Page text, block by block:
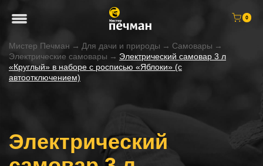
0
Мистер Печман → Для дачи и природы → Самовары →
Электрические самовары → Электрический самовар 3 л
«Круглый» в наборе с росписью «Яблоки» (с
автоотключением)
Электрический